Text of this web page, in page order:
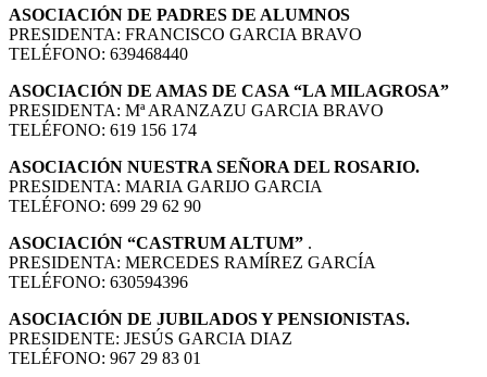
ASOCIACIÓN DE PADRES DE ALUMNOS
PRESIDENTA: FRANCISCO GARCIA BRAVO
TELÉFONO: 639468440
ASOCIACIÓN DE AMAS DE CASA “LA MILAGROSA”
PRESIDENTA: Mª ARANZAZU GARCIA BRAVO
TELÉFONO: 619 156 174
ASOCIACIÓN NUESTRA SEÑORA DEL ROSARIO.
PRESIDENTA: MARIA GARIJO GARCIA
TELÉFONO: 699 29 62 90
ASOCIACIÓN “CASTRUM ALTUM” .
PRESIDENTA: MERCEDES RAMÍREZ GARCÍA
TELÉFONO: 630594396
ASOCIACIÓN DE JUBILADOS Y PENSIONISTAS.
PRESIDENTE: JESÚS GARCIA DIAZ
TELÉFONO: 967 29 83 01